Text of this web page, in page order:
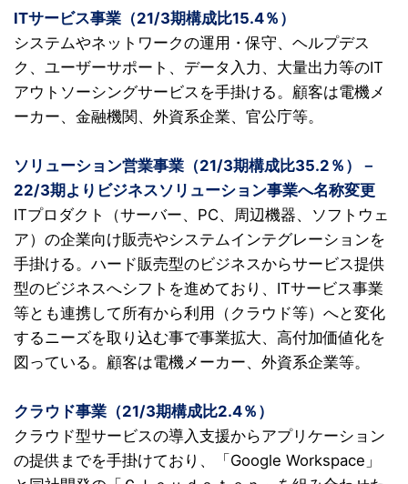
ITサービス事業（21/3期構成比15.4％）
システムやネットワークの運用・保守、ヘルプデス
ク、ユーザーサポート、データ入力、大量出力等のIT
アウトソーシングサービスを手掛ける。顧客は電機メ
ーカー、金融機関、外資系企業、官公庁等。
ソリューション営業事業（21/3期構成比35.2％）－
22/3期よりビジネスソリューション事業へ名称変更
ITプロダクト（サーバー、PC、周辺機器、ソフトウェ
ア）の企業向け販売やシステムインテグレーションを
手掛ける。ハード販売型のビジネスからサービス提供
型のビジネスへシフトを進めており、ITサービス事業
等とも連携して所有から利用（クラウド等）へと変化
するニーズを取り込む事で事業拡大、高付加価値化を
図っている。顧客は電機メーカー、外資系企業等。
クラウド事業（21/3期構成比2.4％）
クラウド型サービスの導入支援からアプリケーション
の提供までを手掛けており、「Google Workspace」